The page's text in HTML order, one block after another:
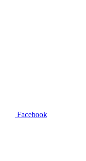
Facebook